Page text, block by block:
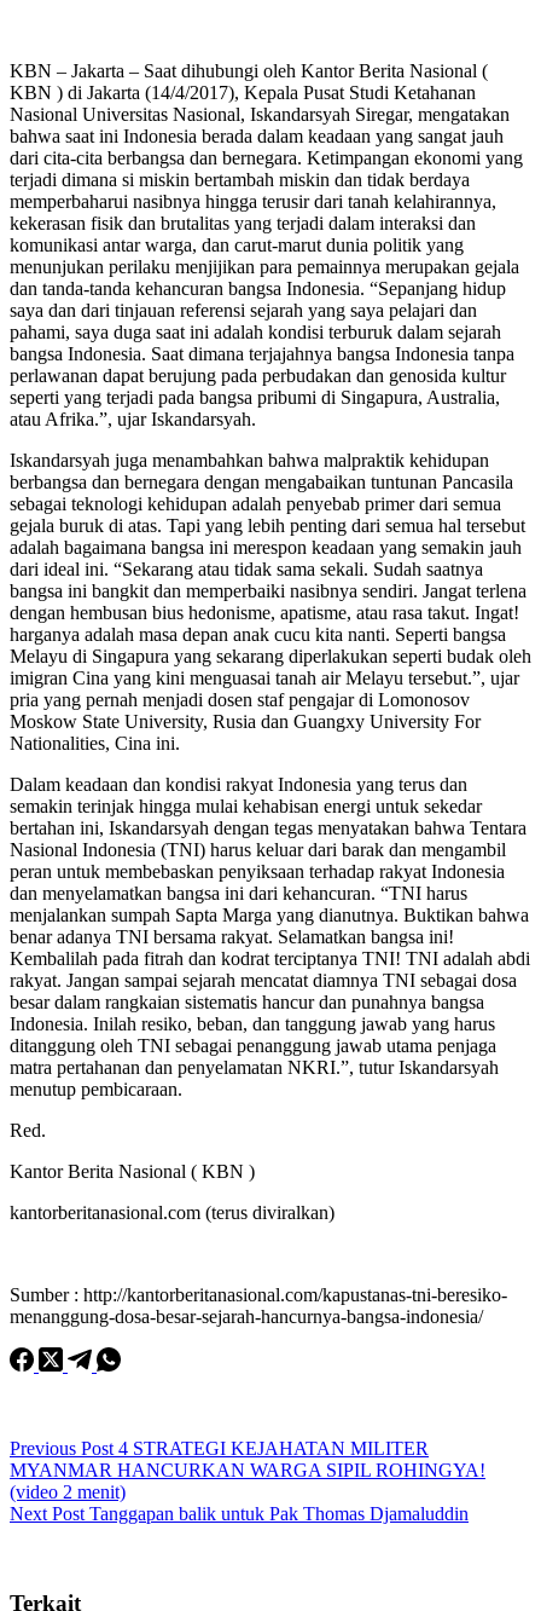
KBN – Jakarta – Saat dihubungi oleh Kantor Berita Nasional (
KBN ) di Jakarta (14/4/2017), Kepala Pusat Studi Ketahanan
Nasional Universitas Nasional, Iskandarsyah Siregar, mengatakan
bahwa saat ini Indonesia berada dalam keadaan yang sangat jauh
dari cita-cita berbangsa dan bernegara. Ketimpangan ekonomi yang
terjadi dimana si miskin bertambah miskin dan tidak berdaya
memperbaharui nasibnya hingga terusir dari tanah kelahirannya,
kekerasan fisik dan brutalitas yang terjadi dalam interaksi dan
komunikasi antar warga, dan carut-marut dunia politik yang
menunjukan perilaku menjijikan para pemainnya merupakan gejala
dan tanda-tanda kehancuran bangsa Indonesia. “Sepanjang hidup
saya dan dari tinjauan referensi sejarah yang saya pelajari dan
pahami, saya duga saat ini adalah kondisi terburuk dalam sejarah
bangsa Indonesia. Saat dimana terjajahnya bangsa Indonesia tanpa
perlawanan dapat berujung pada perbudakan dan genosida kultur
seperti yang terjadi pada bangsa pribumi di Singapura, Australia,
atau Afrika.”, ujar Iskandarsyah.
Iskandarsyah juga menambahkan bahwa malpraktik kehidupan
berbangsa dan bernegara dengan mengabaikan tuntunan Pancasila
sebagai teknologi kehidupan adalah penyebab primer dari semua
gejala buruk di atas. Tapi yang lebih penting dari semua hal tersebut
adalah bagaimana bangsa ini merespon keadaan yang semakin jauh
dari ideal ini. “Sekarang atau tidak sama sekali. Sudah saatnya
bangsa ini bangkit dan memperbaiki nasibnya sendiri. Jangat terlena
dengan hembusan bius hedonisme, apatisme, atau rasa takut. Ingat!
harganya adalah masa depan anak cucu kita nanti. Seperti bangsa
Melayu di Singapura yang sekarang diperlakukan seperti budak oleh
imigran Cina yang kini menguasai tanah air Melayu tersebut.”, ujar
pria yang pernah menjadi dosen staf pengajar di Lomonosov
Moskow State University, Rusia dan Guangxy University For
Nationalities, Cina ini.
Dalam keadaan dan kondisi rakyat Indonesia yang terus dan
semakin terinjak hingga mulai kehabisan energi untuk sekedar
bertahan ini, Iskandarsyah dengan tegas menyatakan bahwa Tentara
Nasional Indonesia (TNI) harus keluar dari barak dan mengambil
peran untuk membebaskan penyiksaan terhadap rakyat Indonesia
dan menyelamatkan bangsa ini dari kehancuran. “TNI harus
menjalankan sumpah Sapta Marga yang dianutnya. Buktikan bahwa
benar adanya TNI bersama rakyat. Selamatkan bangsa ini!
Kembalilah pada fitrah dan kodrat terciptanya TNI! TNI adalah abdi
rakyat. Jangan sampai sejarah mencatat diamnya TNI sebagai dosa
besar dalam rangkaian sistematis hancur dan punahnya bangsa
Indonesia. Inilah resiko, beban, dan tanggung jawab yang harus
ditanggung oleh TNI sebagai penanggung jawab utama penjaga
matra pertahanan dan penyelamatan NKRI.”, tutur Iskandarsyah
menutup pembicaraan.
Red.
Kantor Berita Nasional ( KBN )
kantorberitanasional.com (terus diviralkan)
Sumber : http://kantorberitanasional.com/kapustanas-tni-beresiko-
menanggung-dosa-besar-sejarah-hancurnya-bangsa-indonesia/
Previous Post 4 STRATEGI KEJAHATAN MILITER
MYANMAR HANCURKAN WARGA SIPIL ROHINGYA!
(video 2 menit)
Next Post Tanggapan balik untuk Pak Thomas Djamaluddin
Terkait